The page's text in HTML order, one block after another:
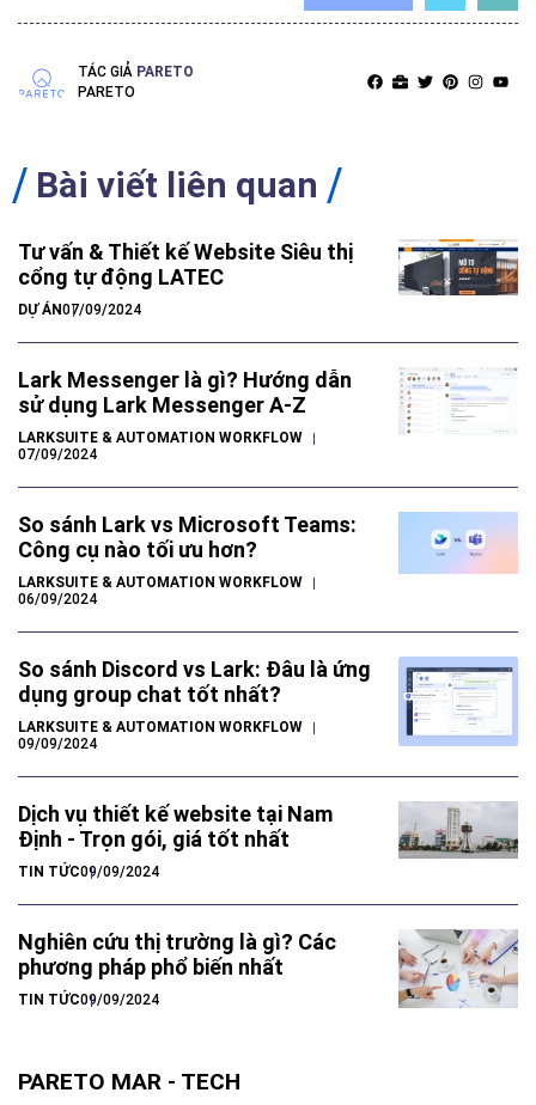
TÁC GIẢ PARETO
PARETO
Bài viết liên quan
Tư vấn & Thiết kế Website Siêu thị
cổng tự động LATEC
DỰ ÁN07/09/2024
Lark Messenger là gì? Hướng dẫn
sử dụng Lark Messenger A-Z
LARKSUITE & AUTOMATION WORKFLOW
07/09/2024
So sánh Lark vs Microsoft Teams:
Công cụ nào tối ưu hơn?
LARKSUITE & AUTOMATION WORKFLOW
06/09/2024
So sánh Discord vs Lark: Đâu là ứng
dụng group chat tốt nhất?
LARKSUITE & AUTOMATION WORKFLOW
09/09/2024
Dịch vụ thiết kế website tại Nam
Định - Trọn gói, giá tốt nhất
TIN TỨC09/09/2024
Nghiên cứu thị trường là gì? Các
phương pháp phổ biến nhất
TIN TỨC09/09/2024
PARETO MAR - TECH